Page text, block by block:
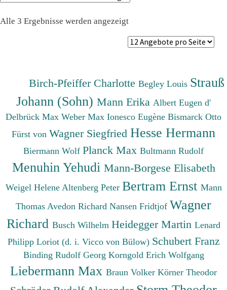
Alle 3 Ergebnisse werden angezeigtNach
sortiert:
Birch-Pfeiffer CharlotteBegley Louis Strauß
Johann (Sohn) Mann Erika Albert Eugen d'
Delbrück Max Weber Max Ionesco Eugène Bismarck Otto
Fürst von Wagner Siegfried Hesse Hermann
Biermann Wolf Planck Max Bultmann Rudolf
Menuhin Yehudi Mann-Borgese Elisabeth
Weigel Helene Altenberg Peter Bertram Ernst Mann
Thomas Avedon Richard Nansen Fridtjof Wagner
Richard Busch Wilhelm Heidegger Martin Lenard
Philipp Loriot (d. i. Vicco von Bülow) Schubert Franz
Binding Rudolf Georg Korngold Erich Wolfgang
Liebermann Max Braun Volker Körner Theodor